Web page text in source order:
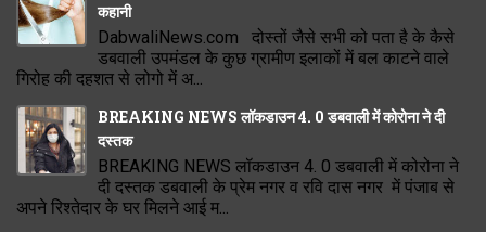
कहानी
DabwaliNews.com दोस्तों जैसे सभी को पता है के कैसे
डबवाली उपमंडल के कुछ ग्रामीण इलाकों में बल काटने वाले
गिरोह की दहशत से लोगो में अ...
BREAKING NEWS लॉकडाउन 4. 0 डबवाली में कोरोना ने दी
दस्तक
BREAKING NEWS लॉकडाउन 4. 0 डबवाली में कोरोना ने
दी दस्तक डबवाली के प्रेम नगर व रवि दास नगर में पंजाब से
अपने रिश्तेदार के घर मिलने आई म...